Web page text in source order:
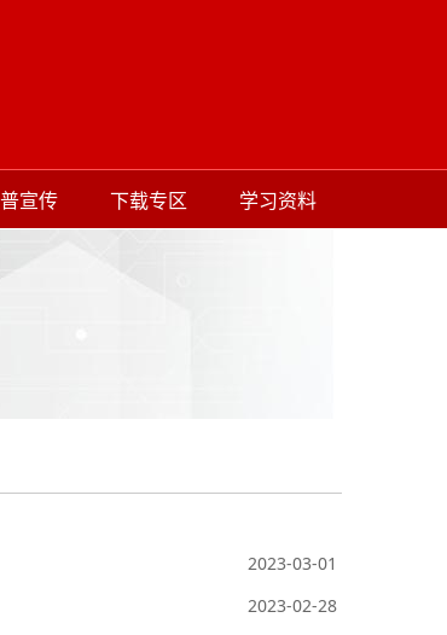
宣传 下载专区 学习资料
2023-03-01
2023-02-28